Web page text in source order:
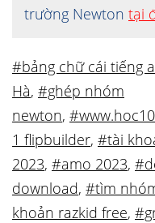
trường Newton tại
#bảng chữ cái tiếng
Hà, #ghép nhóm
newton,
1 flipbuilder, #tài
2023, #amo 2023,
download, #tìm
khoản razkid free,